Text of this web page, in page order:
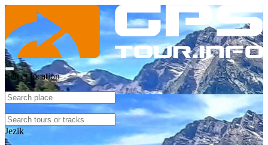
Select location
Jezik